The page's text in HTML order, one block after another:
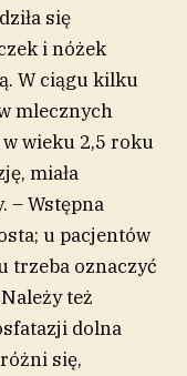
się
i nóżek
W ciągu kilku
mlecznych
w wieku 2,5 roku
miała
– Wstępna
u pacjentów
trzeba oznaczyć
też
dolna
się,